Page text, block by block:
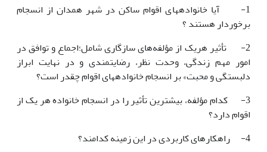
1- آیا خانواده­ها­ی اقوام ساکن در شهر همدان از انسجام
برخوردار هستند ؟
2- تأثیر هریک از مؤلفه‌های سازگاری شامل؛اجماع و توافق در
امور مهم زندگی، وحدت نظر­، رضایتمندی و در نهایت ابراز
دلبستگی و محبت» بر انسجام خانواده­های اقوام چقدر است؟
3- کدام مؤلفه، بیشترین تأثیر را در انسجام خانواده­ هر یک از
اقوام دارد؟
4- راهکارهای کاربردی در این زمینه کدامند؟